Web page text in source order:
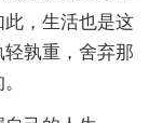
，生活也是这
孰重，舍弃那